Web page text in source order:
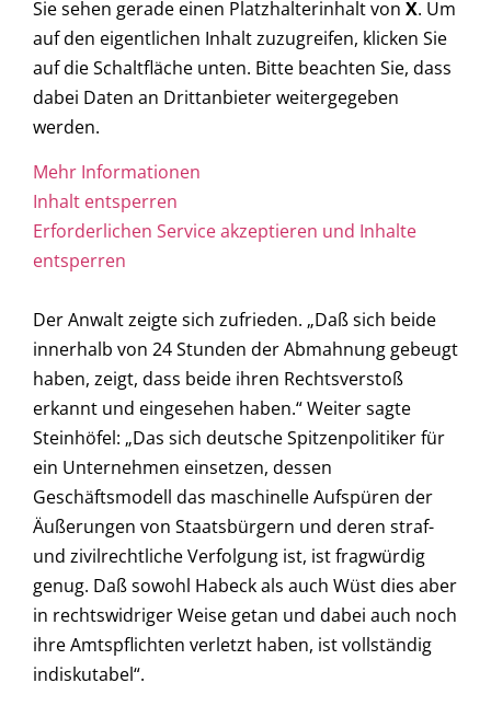
Sie sehen gerade einen Platzhalterinhalt von X. Um
auf den eigentlichen Inhalt zuzugreifen, klicken Sie
auf die Schaltfläche unten. Bitte beachten Sie, dass
dabei Daten an Drittanbieter weitergegeben
werden.
Mehr Informationen
Inhalt entsperren
Erforderlichen Service akzeptieren und Inhalte
entsperren
Der Anwalt zeigte sich zufrieden. „Daß sich beide
innerhalb von 24 Stunden der Abmahnung gebeugt
haben, zeigt, dass beide ihren Rechtsverstoß
erkannt und eingesehen haben.“ Weiter sagte
Steinhöfel: „Das sich deutsche Spitzenpolitiker für
ein Unternehmen einsetzen, dessen
Geschäftsmodell das maschinelle Aufspüren der
Äußerungen von Staatsbürgern und deren straf-
und zivilrechtliche Verfolgung ist, ist fragwürdig
genug. Daß sowohl Habeck als auch Wüst dies aber
in rechtswidriger Weise getan und dabei auch noch
ihre Amtspflichten verletzt haben, ist vollständig
indiskutabel“.